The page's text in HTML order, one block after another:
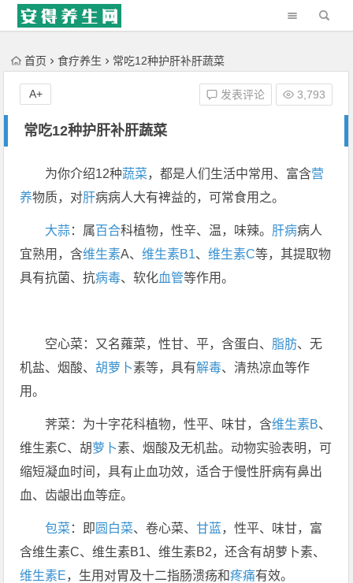
'); })();
首页 食疗养生 常吃12种护肝补肝蔬菜
常吃12种护肝补肝蔬菜
发表评论 3,793
A+
为你介绍12种蔬菜，都是人们生活中常用、富含营
养物质，对肝病病人大有裨益的，可常食用之。
大蒜：属百合科植物，性辛、温，味辣。 肝病病人
宜熟用，含维生素A、维生素B1、维生素C等，其提取物
具有抗菌、抗病毒、软化血管等作用。
空心菜：又名蕹菜，性甘、平，含蛋白、 脂肪、无
机盐、烟酸、 胡萝卜素等，具有解毒、清热凉血等作
用。
荠菜：为十字花科植物，性平、味甘，含维生素B、
维生素C、胡萝卜素、烟酸及无机盐。动物实验表明，可
缩短凝血时间，具有止血功效，适合于慢性肝病有鼻出
血、齿龈出血等症。
包菜：即 圆白菜、卷心菜、甘蓝，性平、味甘，富
含维生素C、维生素B1、维生素B2，还含有胡萝卜素、
维生素E，生用对胃及十二指肠溃疡和疼痛有效。